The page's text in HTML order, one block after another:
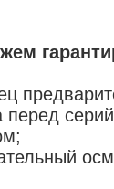
перед